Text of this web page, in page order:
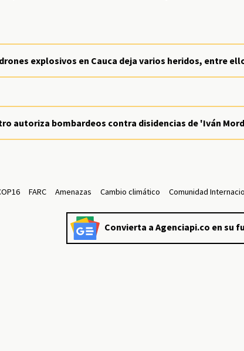
explosivos en Cauca deja varios heridos, entre
autoriza bombardeos contra disidencias de 'Iván
FARC Amenazas Cambio climático Comunidad
Convierta a Agenciapi.co en su